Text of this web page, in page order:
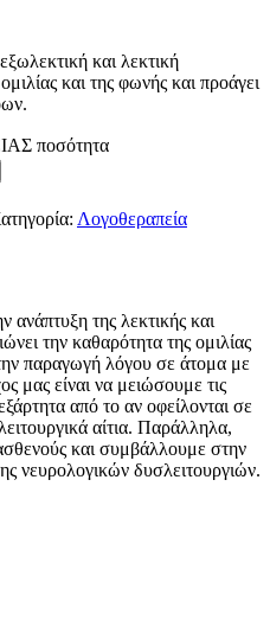
και λεκτική
και της φωνής και προάγει
ποσότητα
Λογοθεραπεία
της λεκτικής και
την καθαρότητα της ομιλίας
παραγωγή λόγου σε άτομα με
μας είναι να μειώσουμε τις
από το αν οφείλονται σε
αίτια. Παράλληλα,
και συμβάλλουμε στην
νευρολογικών δυσλειτουργιών.